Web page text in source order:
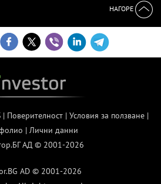
НАГОРЕ
| Поверителност| Условия за ползване|
| Лични данни
АД © 2001-2026
AD © 2001-2026